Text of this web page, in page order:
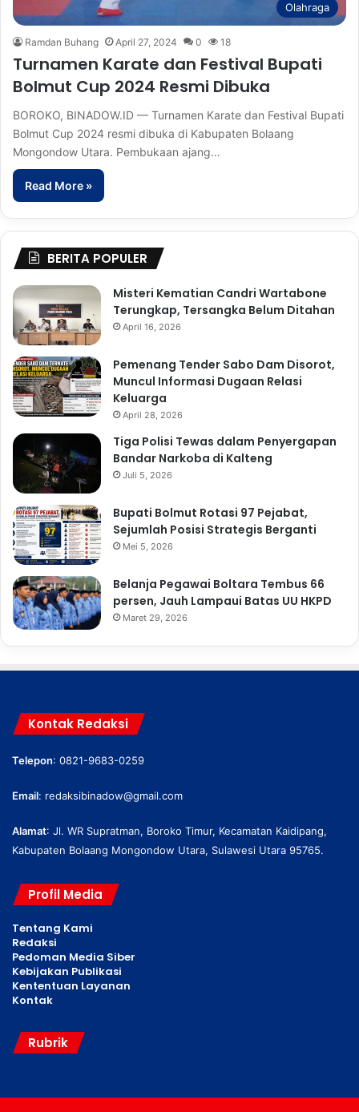
Olahraga
Ramdan Buhang April 27, 2024 0 18
Turnamen Karate dan Festival Bupati
Bolmut Cup 2024 Resmi Dibuka
BOROKO, BINADOW.ID — Turnamen Karate dan Festival Bupati
Bolmut Cup 2024 resmi dibuka di Kabupaten Bolaang
Mongondow Utara. Pembukaan ajang…
Read More »
BERITA POPULER
Misteri Kematian Candri Wartabone
Terungkap, Tersangka Belum Ditahan
April 16, 2026
Pemenang Tender Sabo Dam Disorot,
Muncul Informasi Dugaan Relasi
Keluarga
April 28, 2026
Tiga Polisi Tewas dalam Penyergapan
Bandar Narkoba di Kalteng
Juli 5, 2026
Bupati Bolmut Rotasi 97 Pejabat,
Sejumlah Posisi Strategis Berganti
Mei 5, 2026
Belanja Pegawai Boltara Tembus 66
persen, Jauh Lampaui Batas UU HKPD
Maret 29, 2026
Kontak Redaksi
Telepon: 0821-9683-0259
Email: redaksibinadow@gmail.com
Alamat: Jl. WR Supratman, Boroko Timur, Kecamatan Kaidipang,
Kabupaten Bolaang Mongondow Utara, Sulawesi Utara 95765.
Profil Media
Tentang Kami
Redaksi
Pedoman Media Siber
Kebijakan Publikasi
Kententuan Layanan
Kontak
Rubrik